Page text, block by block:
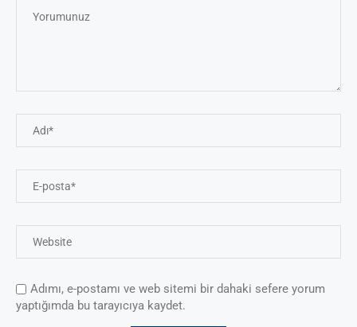
Adımı, e-postamı ve web sitemi bir dahaki sefere yorum
yaptığımda bu tarayıcıya kaydet.